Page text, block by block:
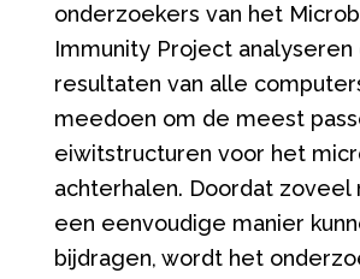
onderzoekers van het
Immunity Project analyseren
resultaten van alle
meedoen om de meest
eiwitstructuren voor het
achterhalen. Doordat zoveel
een eenvoudige manier
bijdragen, wordt het